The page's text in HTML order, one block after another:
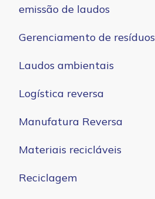
emissão de laudos
Gerenciamento de resíduos
Laudos ambientais
Logística reversa
Manufatura Reversa
Materiais recicláveis
Reciclagem